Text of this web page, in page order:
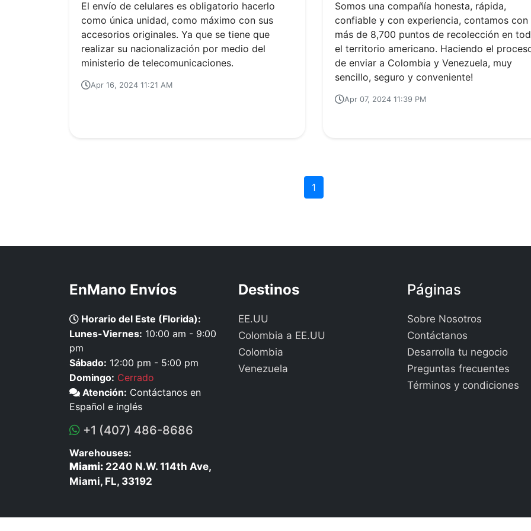
El envío de celulares es obligatorio hacerlo
como única unidad, como máximo con sus
accesorios originales. Ya que se tiene que
realizar su nacionalización por medio del
ministerio de telecomunicaciones.
Apr 16, 2024 11:21 AM
Somos una compañía honesta, rápida,
confiable y con experiencia, contamos con
más de 8,700 puntos de recolección en
el territorio americano. Haciendo el
de enviar a Colombia y Venezuela, muy
sencillo, seguro y conveniente!
Apr 07, 2024 11:39 PM
1
EnMano Envíos
Horario del Este (Florida):
Lunes-Viernes: 10:00 am - 9:00
pm
Sábado: 12:00 pm - 5:00 pm
Domingo: Cerrado
Atención: Contáctanos en
Español e inglés
+1 (407) 486-8686
Warehouses:
Miami: 2240 N.W. 114th Ave,
Miami, FL, 33192
Destinos
EE.UU
Colombia a EE.UU
Colombia
Venezuela
Páginas
Sobre Nosotros
Contáctanos
Desarrolla tu negocio
Preguntas frecuentes
Términos y condiciones